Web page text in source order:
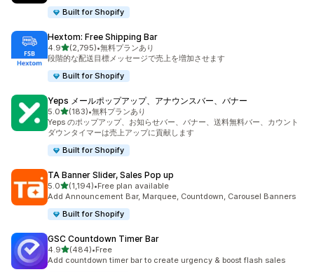
Built for Shopify
Hextom: Free Shipping Bar
4.95つ星中
(2,795)
合計レビュー数：2795件
•無料プランあり
段階的な配送目標メッセージで売上を増加させます
Built for Shopify
Yeps メールポップアップ、アナウンスバー、バナー
5.05つ星中
(183)
合計レビュー数：183件
•無料プランあり
Yeps のポップアップ、お知らせバー、バナー、送料無料バー、カウント
ダウンタイマーは売上アップに貢献します
Built for Shopify
TA Banner Slider, Sales Pop up
5.05つ星中
(1,194)
合計レビュー数：1194件
•Free plan available
Add Announcement Bar, Marquee, Countdown, Carousel Banners
Built for Shopify
GSC Countdown Timer Bar
4.95つ星中
(484)
合計レビュー数：484件
•Free
Add countdown timer bar to create urgency & boost flash sales